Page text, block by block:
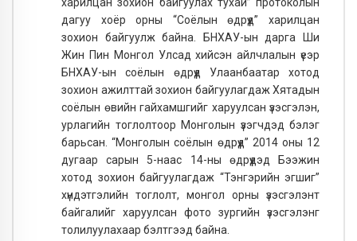
дагуу хоёр орны “Соёлын өдрүүд” харилцан
зохион байгуулж байна. БНХАУ-ын дарга Ши
Жин Пин Монгол Улсад хийсэн айлчлалын үеэр
БНХАУ-ын соёлын өдрүүд Улаанбаатар хотод
зохион ажилттай зохион байгуулагдаж Хятадын
соёлын өвийн гайхамшгийг харуулсан үзэсгэлэн,
урлагийн тоглолтоор Монголын үзэгчдэд бэлэг
барьсан. “Монголын соёлын өдрүүд” 2014 оны 12
дугаар сарын 5-наас 14-ны өдрүүдэд Бээжин
хотод зохион байгуулагдаж “Тэнгэрийн эгшиг”
хүндэтгэлийн тоглолт, монгол орны үзэсгэлэнт
байгалийг харуулсан фото зургийн үзэсгэлэнг
толилуулахаар бэлтгээд байна.